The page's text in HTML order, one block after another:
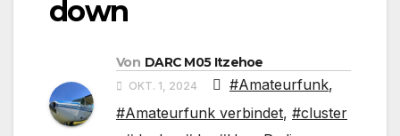
down
Von DARC M05 Itzehoe
OKT. 1, 2024 #Amateurfunk,
#Amateurfunk verbindet, #cluster